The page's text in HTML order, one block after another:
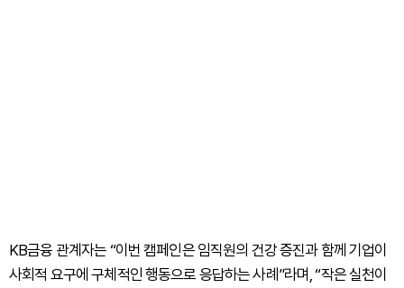
KB금융 관계자는 “이번 캠페인은 임직원의 건강 증진과 함께 기업이
사회적 요구에 구체적인 행동으로 응답하는 사례”라며, “작은 실천이